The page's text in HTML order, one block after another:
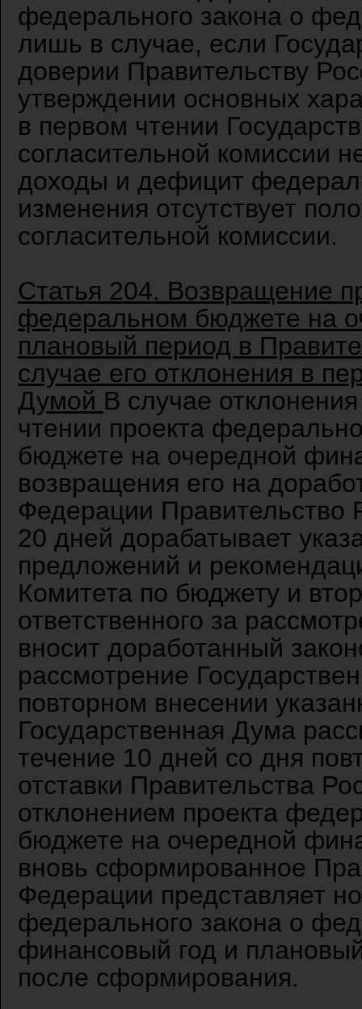
федерального закона о
лишь в случае, если
доверии Правительству
утверждении основных
в первом чтении
согласительной комиссии
доходы и дефицит
изменения отсутствует
согласительной комиссии.
Статья 204. Возвращение
федеральном бюджете на
плановый период в
случае его отклонения в
Думой В случае
чтении проекта
бюджете на очередной
возвращения его на
Федерации Правительство
20 дней дорабатывает
предложений и
Комитета по бюджету и
ответственного за
вносит доработанный
рассмотрение
повторном внесении
Государственная Дума
течение 10 дней со дня
отставки Правительства
отклонением проекта
бюджете на очередной
вновь сформированное
Федерации представляет
федерального закона о
финансовый год и
после сформирования.